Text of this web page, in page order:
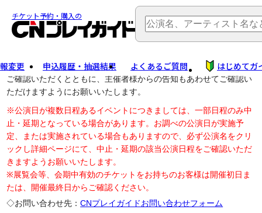
チケット予約・購入の
変更 申込履歴・抽選結果 よくあるご質問 はじめてガ
公演中止に伴う払戻し・延期等のご案内は、以下公演日リンクから
ご確認いただくとともに、主催者様からの告知もあわせてご確認い
ただけますようにお願いいたします。
※公演日が複数日程あるイベントにつきましては、一部日程のみ中
止・延期となっている場合があります。お調べの公演日が実施予
定、または実施されている場合もありますので、必ず公演名をクリ
ックし詳細ページにて、中止・延期の該当公演日程をご確認いただ
きますようお願いいたします。
※展覧会等、会期中有効のチケットをお持ちのお客様は開催初日ま
たは、開催最終日からご確認ください。
◇お問い合わせ先：CNプレイガイドお問い合わせフォーム